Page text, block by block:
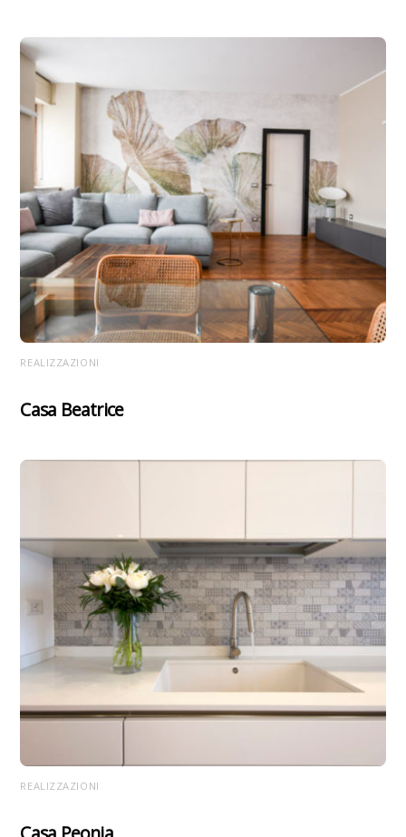
REALIZZAZIONI
Casa Beatrice
REALIZZAZIONI